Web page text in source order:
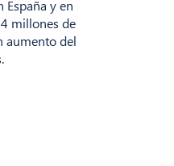
y en
millones de
aumento del